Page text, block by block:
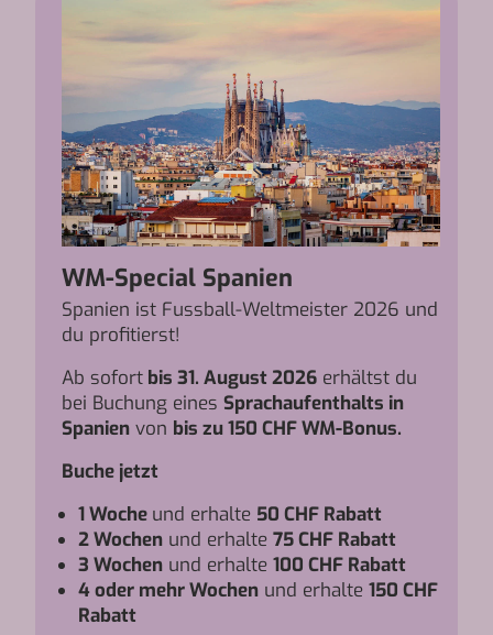
WM-Special Spanien
Spanien ist Fussball-Weltmeister 2026 und
du profitierst!
Ab sofort bis 31. August 2026 erhältst du
bei Buchung eines Sprachaufenthalts in
Spanien von bis zu 150 CHF WM-Bonus.
Buche jetzt
1 Woche und erhalte 50 CHF Rabatt
2 Wochen und erhalte 75 CHF Rabatt
3 Wochen und erhalte 100 CHF Rabatt
4 oder mehr Wochen und erhalte 150 CHF
Rabatt